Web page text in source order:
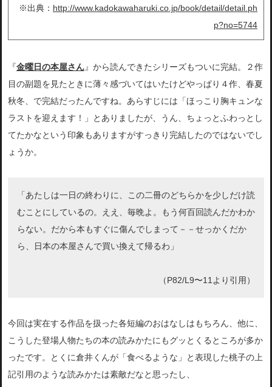
※出典： http://www.kadokawaharuki.co.jp/book/detail/detail.ph
p?no=5744
『金曜日の本屋さん』から読んできたシリーズもついに完結。２作
目の副題を見たときに薄々感づいてはいたけどやっぱり４作、春夏
秋冬、で完結だったんですね。あらすじには「ほっこり胸キュンな
ラストを迎えます！」とありましたが、うん、ちょっとふわっとし
てたかなという印象もありますがすっきり完結したのではないでし
ょうか。
「あたしは一日の終わりに、この二冊のどちらかを少しだけ読
むことにしているの。ええ、毎晩よ。もう何百回読んだかわか
らない。だから本もすぐに傷んでしまって－－せっかくだか
ら、日本の本屋さんで買い換えて帰るわ」
（P82/L9〜11より引用）
今回は実在する作品を扱った各短編のおはなしはもちろん、他に、
こうした登場人物たちの本の読みかたにもグッとくるところが多か
ったです。とくに倉井くんが「食べるような」と表現した桃子の上
記引用のような読みかたは素敵だなと思ったし、